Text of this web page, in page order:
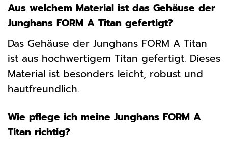
Aus welchem Material ist das Gehäuse der
Junghans FORM A Titan gefertigt?
Das Gehäuse der Junghans FORM A Titan
ist aus hochwertigem Titan gefertigt. Dieses
Material ist besonders leicht, robust und
hautfreundlich.
Wie pflege ich meine Junghans FORM A
Titan richtig?